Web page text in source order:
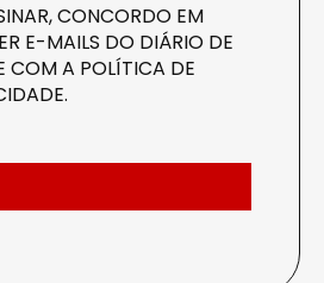
CONCORDO EM
E-MAILS DO DIÁRIO DE
COM A POLÍTICA DE
.